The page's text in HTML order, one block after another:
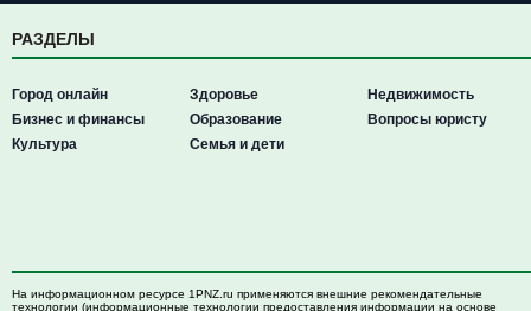
РАЗДЕЛЫ
Город онлайн
Бизнес и финансы
Культура
Здоровье
Образование
Семья и дети
Недвижимость
Вопросы юристу
На информационном ресурсе 1PNZ.ru применяются внешние рекомендательные
технологии (информационные технологии предоставления информации на основе